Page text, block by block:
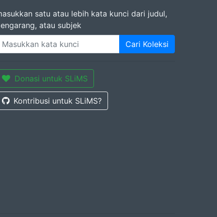
satu atau lebih kata kunci dari judul,
atau subjek
Cari Koleksi
Donasi untuk SLiMS
Kontribusi untuk SLiMS?